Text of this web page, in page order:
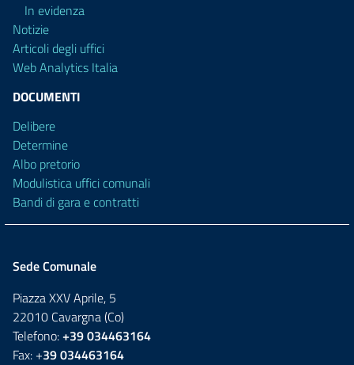
In evidenza
Notizie
Articoli degli uffici
Web Analytics Italia
DOCUMENTI
Delibere
Determine
Albo pretorio
Modulistica uffici comunali
Bandi di gara e contratti
Sede Comunale
Piazza XXV Aprile, 5
22010 Cavargna (Co)
Telefono:+39 034463164
Fax: +39 034463164